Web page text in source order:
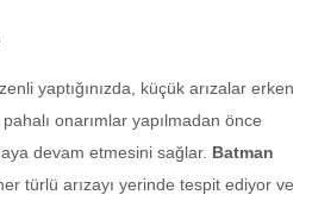
yaptığınızda, küçük arızalar erken
onarımlar yapılmadan önce
devam etmesini sağlar. Batman
türlü arızayı yerinde tespit ediyor ve